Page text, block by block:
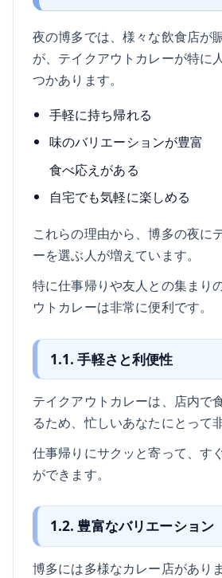
夜の博多では、様々な飲食店が
が、テイクアウトカレーが特に
つかあります。
手軽に持ち帰れる
味のバリエーションが豊富
食べ応えがある
自宅でも気軽に楽しめる
これらの理由から、博多の夜に
ーを選ぶ人が増えています。
特に仕事帰りや友人との集まり
ウトカレーは非常に便利です。
1.1. 手軽さと利便性
テイクアウトカレーは、店内で
るため、忙しいあなたにとって
仕事帰りにサクッと寄って、す
ができます。
1.2. 豊富なバリエーション
博多には多様なカレー店がありま